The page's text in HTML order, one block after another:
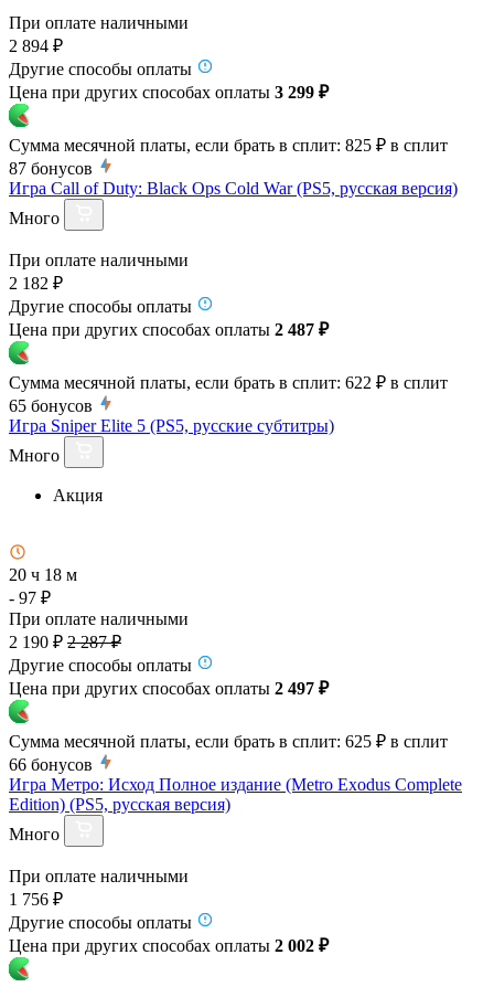
При оплате наличными
2 894 ₽
Другие способы оплаты
Цена при других способах оплаты 3 299 ₽
Сумма месячной платы, если брать в сплит: 825 ₽ в сплит
87 бонусов
Игра Call of Duty: Black Ops Cold War (PS5, русская версия)
Много
При оплате наличными
2 182 ₽
Другие способы оплаты
Цена при других способах оплаты 2 487 ₽
Сумма месячной платы, если брать в сплит: 622 ₽ в сплит
65 бонусов
Игра Sniper Elite 5 (PS5, русские субтитры)
Много
Акция
20 ч 18 м
- 97 ₽
При оплате наличными
2 190 ₽ 2 287 ₽
Другие способы оплаты
Цена при других способах оплаты 2 497 ₽
Сумма месячной платы, если брать в сплит: 625 ₽ в сплит
66 бонусов
Игра Метро: Исход Полное издание (Metro Exodus Complete
Edition) (PS5, русская версия)
Много
При оплате наличными
1 756 ₽
Другие способы оплаты
Цена при других способах оплаты 2 002 ₽